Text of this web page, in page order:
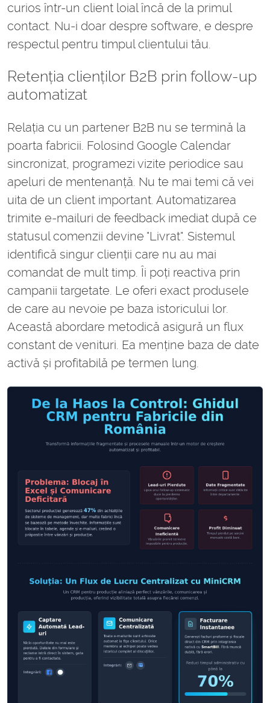
curios într-un client loial încă de la primul
contact. Nu-i doar despre software, e despre
respectul pentru timpul clientului tău.
Retenția clienților B2B prin follow-up
automatizat
Relația cu un partener B2B nu se termină la
poarta fabricii. Folosind Google Calendar
sincronizat, programezi vizite periodice sau
apeluri de mentenanță. Nu te mai temi că vei
uita de un client important. Automatizarea
trimite e-mailuri de feedback imediat după ce
statusul comenzii devine "Livrat". Sistemul
identifică singur clienții care nu au mai
comandat de mult timp. Îi poți reactiva prin
campanii targetate. Le oferi exact produsele
de care au nevoie pe baza istoricului lor.
Această abordare metodică asigură un flux
constant de venituri. Ea menține baza de date
activă și profitabilă pe termen lung.